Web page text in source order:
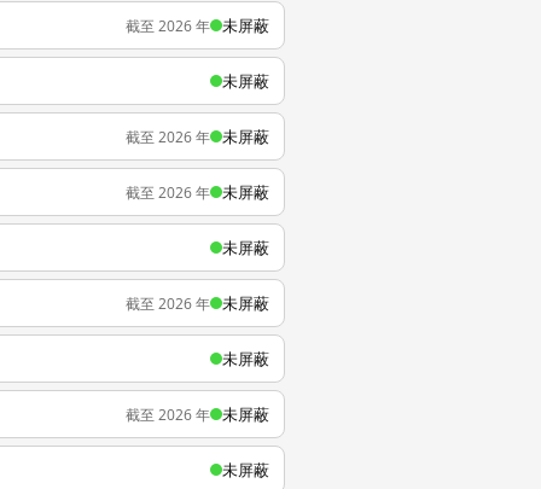
截至 2026 年 未屏蔽
未屏蔽
截至 2026 年 未屏蔽
截至 2026 年 未屏蔽
未屏蔽
截至 2026 年 未屏蔽
未屏蔽
截至 2026 年 未屏蔽
未屏蔽